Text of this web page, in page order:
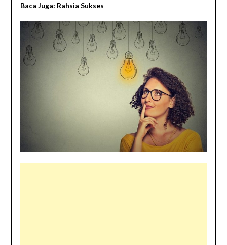
Baca Juga: Rahsia Sukses